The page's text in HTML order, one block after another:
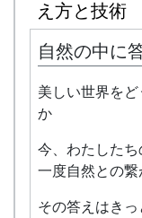
ガーの“坂庭省
中、毎年優秀
私達は、この
へ～」で出場
した。賞品は
た。
田んぼの真ん
ンドメンバー
他のバンドに目
え方と技術
自然の中に
美しい世界を
か
今、わたした
一度自然との
その答えはきっ